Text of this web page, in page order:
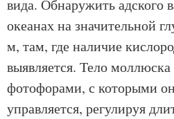
вида. Обнаружить адского
океанах на значительной
м, там, где наличие
выявляется. Тело
фотофорами, с которыми
управляется, регулируя